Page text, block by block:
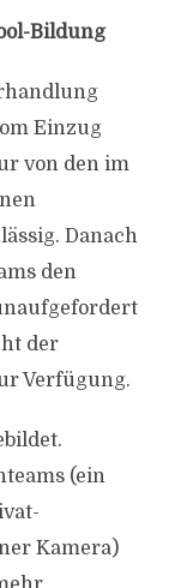
Bildung
Einzug
von den im
Danach
den
der
Verfügung.
(ein
Kamera)